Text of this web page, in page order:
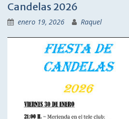
Candelas 2026
enero 19, 2026 Raquel